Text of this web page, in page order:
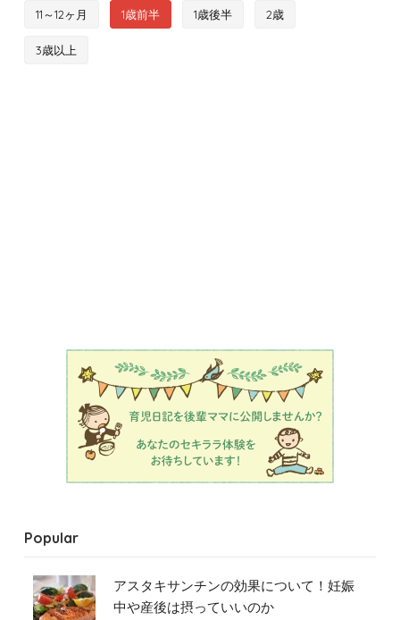
11～12ヶ月 1歳前半 1歳後半 2歳
3歳以上
Popular
アスタキサンチンの効果について！妊娠
中や産後は摂っていいのか